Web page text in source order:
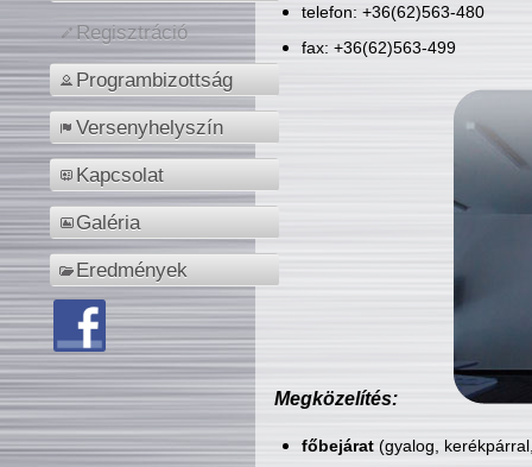
Regisztráció
Programbizottság
Versenyhelyszín
Kapcsolat
Galéria
Eredmények
telefon: +36(62)563-480
fax: +36(62)563-499
Megközelítés:
főbejárat(gyalog,